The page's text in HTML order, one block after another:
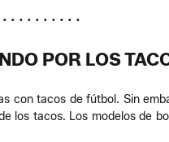
• • • • • • • • •
POR LOS
con tacos de fútbol. Sin
tacos. Los modelos de